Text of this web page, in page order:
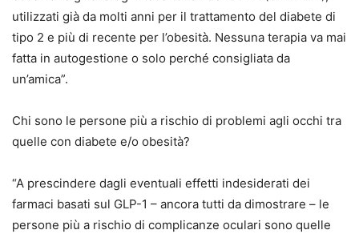
utilizzati già da molti anni per il trattamento del diabete di
tipo 2 e più di recente per l’obesità. Nessuna terapia va mai
fatta in autogestione o solo perché consigliata da
un’amica”.
Chi sono le persone più a rischio di problemi agli occhi tra
quelle con diabete e/o obesità?
“A prescindere dagli eventuali effetti indesiderati dei
farmaci basati sul GLP-1 – ancora tutti da dimostrare – le
persone più a rischio di complicanze oculari sono quelle